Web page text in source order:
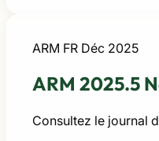
ARM FR Déc 2025
ARM 2025.5
Consultez le journal